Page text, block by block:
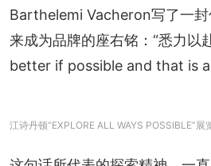
Barthelemi Vacheron写了一
来成为品牌的座右铭：“悉力以
better if possible and that is
江诗丹顿“EXPLORE ALL WAYS POSSIBLE”展